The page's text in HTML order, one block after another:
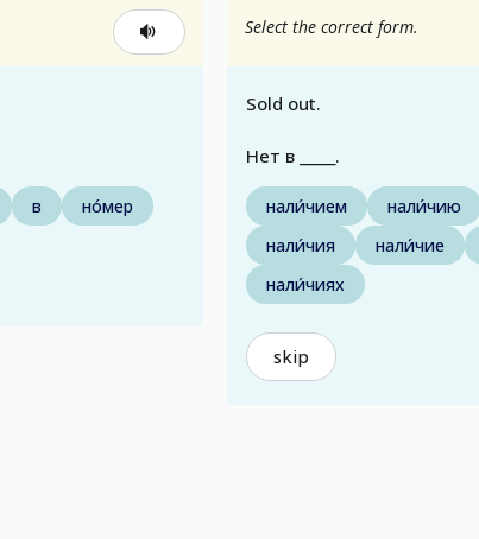
в но́мер
Select the correct form.
Sold out.
Нет в _____.
нали́чием нали́чию
нали́чия
нали́чие
нали́чиях
skip